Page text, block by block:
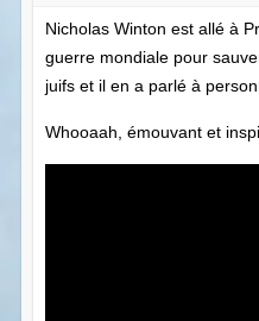
Nicholas Winton est allé à
guerre mondiale pour
juifs et il en a parlé à
Whooaah, émouvant et